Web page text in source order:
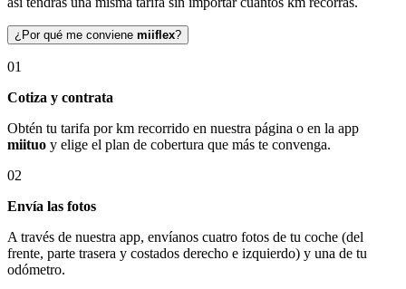
¿Por qué me conviene miiflex?
01
Cotiza y contrata
Obtén tu tarifa por km recorrido en nuestra página o en la app
miituo y elige el plan de cobertura que más te convenga.
02
Envía las fotos
A través de nuestra app, envíanos cuatro fotos de tu coche (del
frente, parte trasera y costados derecho e izquierdo) y una de tu
odómetro.